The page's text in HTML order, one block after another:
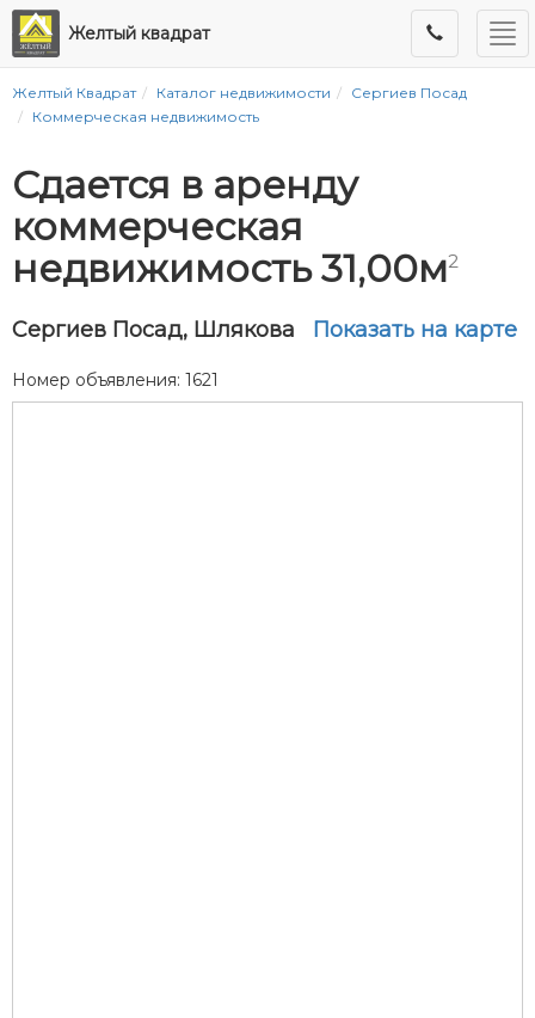
Желтый квадрат
Желтый Квадрат Каталог недвижимости
Сергиев Посад
Коммерческая недвижимость
Сдается в аренду
коммерческая
недвижимость 31,00м2
Сергиев Посад, Шлякова Показать на карте
Номер объявления: 1621